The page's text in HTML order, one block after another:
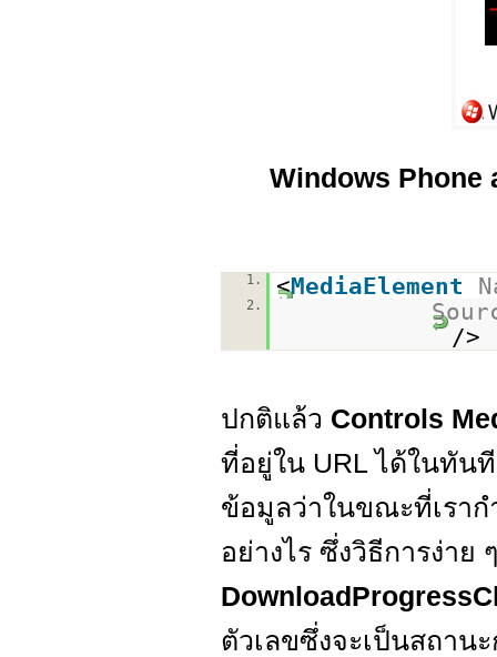
Windows Phone
1. <MediaElement
2.
/>
ปกติแล้ว Controls
ที่อยู่ใน URL ได้ในทัน
ข้อมูลว่าในขณะที่เรา
อย่างไร ซึ่งวิธีการง่าย
ตัวเลขซึ่งจะเป็นสถาน